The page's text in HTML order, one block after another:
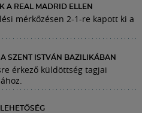
A REAL MADRID ELLEN
mérkőzésen 2-1-re kapott ki a
SZENT ISTVÁN BAZILIKÁBAN
érkező küldöttség tagjai